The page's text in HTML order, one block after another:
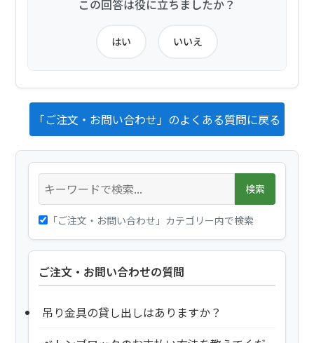
この回答は役に立ちましたか？
はい いいえ
「ご注文・お問い合わせ」のよくある質問に戻る
検索
「ご注文・お問い合わせ」カテゴリー内で検索
ご注文・お問い合わせの質問
吊り金具の貸し出しはありますか？